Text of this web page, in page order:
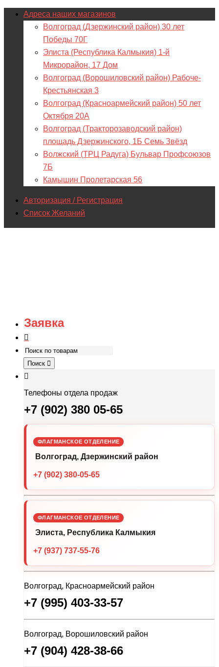
Адреса наших магазинов
Волгоград (Дзержинский район) 30 лет
Победы 70Г
Элиста (Республика Калмыкия) 1-й
Микрорайон, 17 Дом
Волгоград (Ворошиловский район) Рабоче-
Крестьянская 3
Волгоград (Красноармейский район) 50 лет
Октября 20А
Волгоград (Тракторозаводский район)
площадь Дзержинского, 1Б Семь Звёзд
Волжский (ТРЦ Радуга) Бульвар Профсоюзов
7Б
Камышин Пролетарская 56
Авторизация / Регистрация
Список Желаний
Заявка
Поиск
Телефоны отдела продаж
+7 (902) 380 05-65
ФЛАГМАНСКОЕ ОТДЕЛЕНИЕ
Волгоград, Дзержинский район
+7 (902) 380-05-65
ФЛАГМАНСКОЕ ОТДЕЛЕНИЕ
Элиста, Республика Калмыкия
+7 (937) 737-55-76
Волгоград, Красноармейский район
+7 (995) 403-33-57
Волгоград, Ворошиловский район
+7 (904) 428-38-66